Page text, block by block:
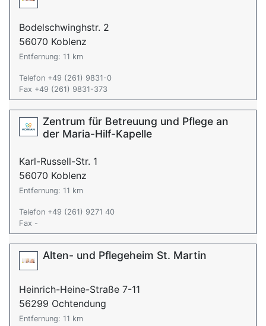
Bodelschwinghstr. 2
56070 Koblenz
Entfernung: 11 km
Telefon +49 (261) 9831-0
Fax +49 (261) 9831-373
Zentrum für Betreuung und Pflege an
der Maria-Hilf-Kapelle
Karl-Russell-Str. 1
56070 Koblenz
Entfernung: 11 km
Telefon +49 (261) 9271 40
Fax -
Alten- und Pflegeheim St. Martin
Heinrich-Heine-Straße 7-11
56299 Ochtendung
Entfernung: 11 km